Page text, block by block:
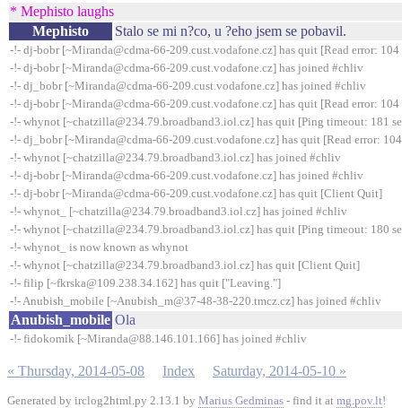
* Mephisto laughs
Mephisto
Stalo se mi n?co, u ?eho jsem se pobavil.
-!- dj-bobr [~Miranda@cdma-66-209.cust.vodafone.cz] has quit [Read error:
-!- dj-bobr [~Miranda@cdma-66-209.cust.vodafone.cz] has joined #chliv
-!- dj_bobr [~Miranda@cdma-66-209.cust.vodafone.cz] has joined #chliv
-!- dj-bobr [~Miranda@cdma-66-209.cust.vodafone.cz] has quit [Read error:
-!- whynot [~chatzilla@234.79.broadband3.iol.cz] has quit [Ping timeout: 181
-!- dj_bobr [~Miranda@cdma-66-209.cust.vodafone.cz] has quit [Read error:
-!- whynot [~chatzilla@234.79.broadband3.iol.cz] has joined #chliv
-!- dj-bobr [~Miranda@cdma-66-209.cust.vodafone.cz] has joined #chliv
-!- dj-bobr [~Miranda@cdma-66-209.cust.vodafone.cz] has quit [Client Quit]
-!- whynot_ [~chatzilla@234.79.broadband3.iol.cz] has joined #chliv
-!- whynot [~chatzilla@234.79.broadband3.iol.cz] has quit [Ping timeout: 180
-!- whynot_ is now known as whynot
-!- whynot [~chatzilla@234.79.broadband3.iol.cz] has quit [Client Quit]
-!- filip [~fkrska@109.238.34.162] has quit ["Leaving."]
-!- Anubish_mobile [~Anubish_m@37-48-38-220.tmcz.cz] has joined #chliv
Anubish_mobile Ola
-!- fidokomik [~Miranda@88.146.101.166] has joined #chliv
« Thursday, 2014-05-08 Index Saturday, 2014-05-10 »
Generated by irclog2html.py 2.13.1 by Marius Gedminas - find it at mg.pov.lt!